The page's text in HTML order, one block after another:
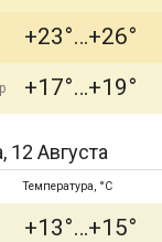
+23° +26°
+17° +19°
12 Августа
Температура, °C
+13° +15°